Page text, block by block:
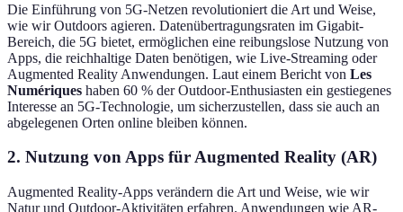
Die Einführung von 5G-Netzen revolutioniert die Art und Weise,
wie wir Outdoors agieren. Datenübertragungsraten im Gigabit-
Bereich, die 5G bietet, ermöglichen eine reibungslose Nutzung von
Apps, die reichhaltige Daten benötigen, wie Live-Streaming oder
Augmented Reality Anwendungen. Laut einem Bericht von Les
Numériques haben 60 % der Outdoor-Enthusiasten ein gestiegenes
Interesse an 5G-Technologie, um sicherzustellen, dass sie auch an
abgelegenen Orten online bleiben können.
2. Nutzung von Apps für Augmented Reality (AR)
Augmented Reality-Apps verändern die Art und Weise, wie wir
Natur und Outdoor-Aktivitäten erfahren. Anwendungen wie AR-